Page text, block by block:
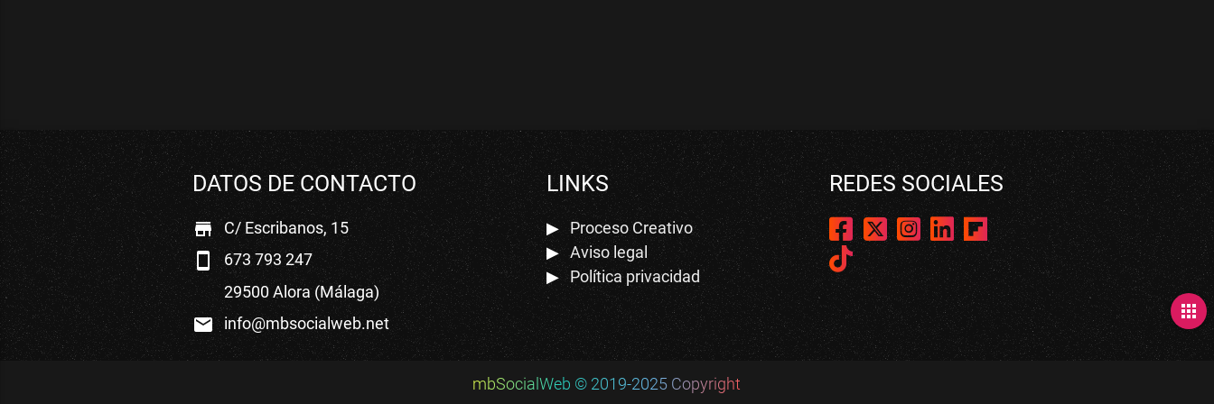
apps
DATOS DE CONTACTO
store C/ Escribanos, 15
smartphone
673 793 247
29500 Alora (Málaga)
mail info@mbsocialweb.net
LINKS
Proceso Creativo
Aviso legal
Política privacidad
REDES SOCIALES
mbSocialWeb © 2019-2025 Copyright